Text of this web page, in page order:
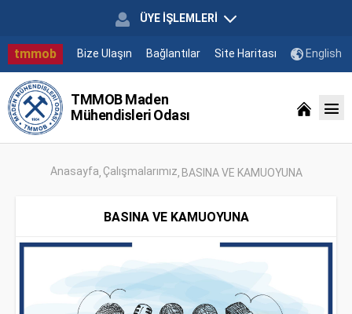
ÜYE İŞLEMLERİ
tmmob Bize Ulaşın Bağlantılar Site Haritası English
TMMOB Maden
Mühendisleri Odası
Anasayfa Çalışmalarımız BASINA VE KAMUOYUNA
BASINA VE KAMUOYUNA